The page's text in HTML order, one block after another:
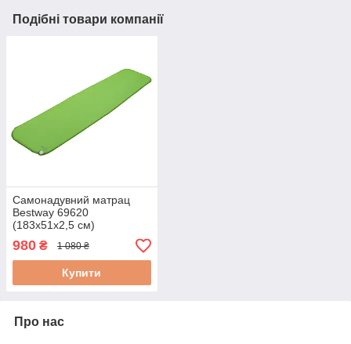
Подібні товари компанії
Самонадувний матрац
Bestway 69620
(183х51х2,5 см)
980 ₴ 1 080 ₴
Купити
Про нас